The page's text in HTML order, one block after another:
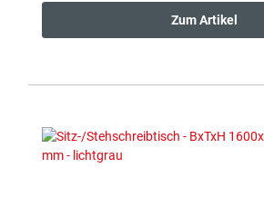
Zum Artikel